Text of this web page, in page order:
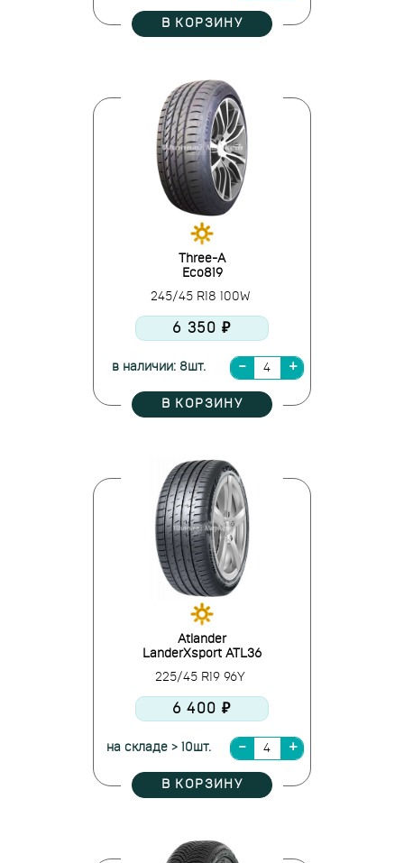
В КОРЗИНУ
Three-A
Eco819
245/45 R18 100W
6 350 ₽
в наличии: 8шт.
В КОРЗИНУ
Atlander
LanderXsport ATL36
225/45 R19 96Y
6 400 ₽
на складе > 10шт.
В КОРЗИНУ